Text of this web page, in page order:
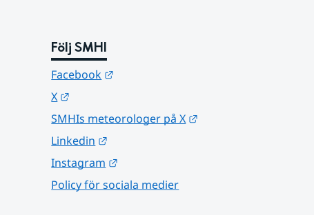
Följ SMHI
Facebook
X
SMHIs meteorologer på X
Linkedin
Instagram
Policy för sociala medier